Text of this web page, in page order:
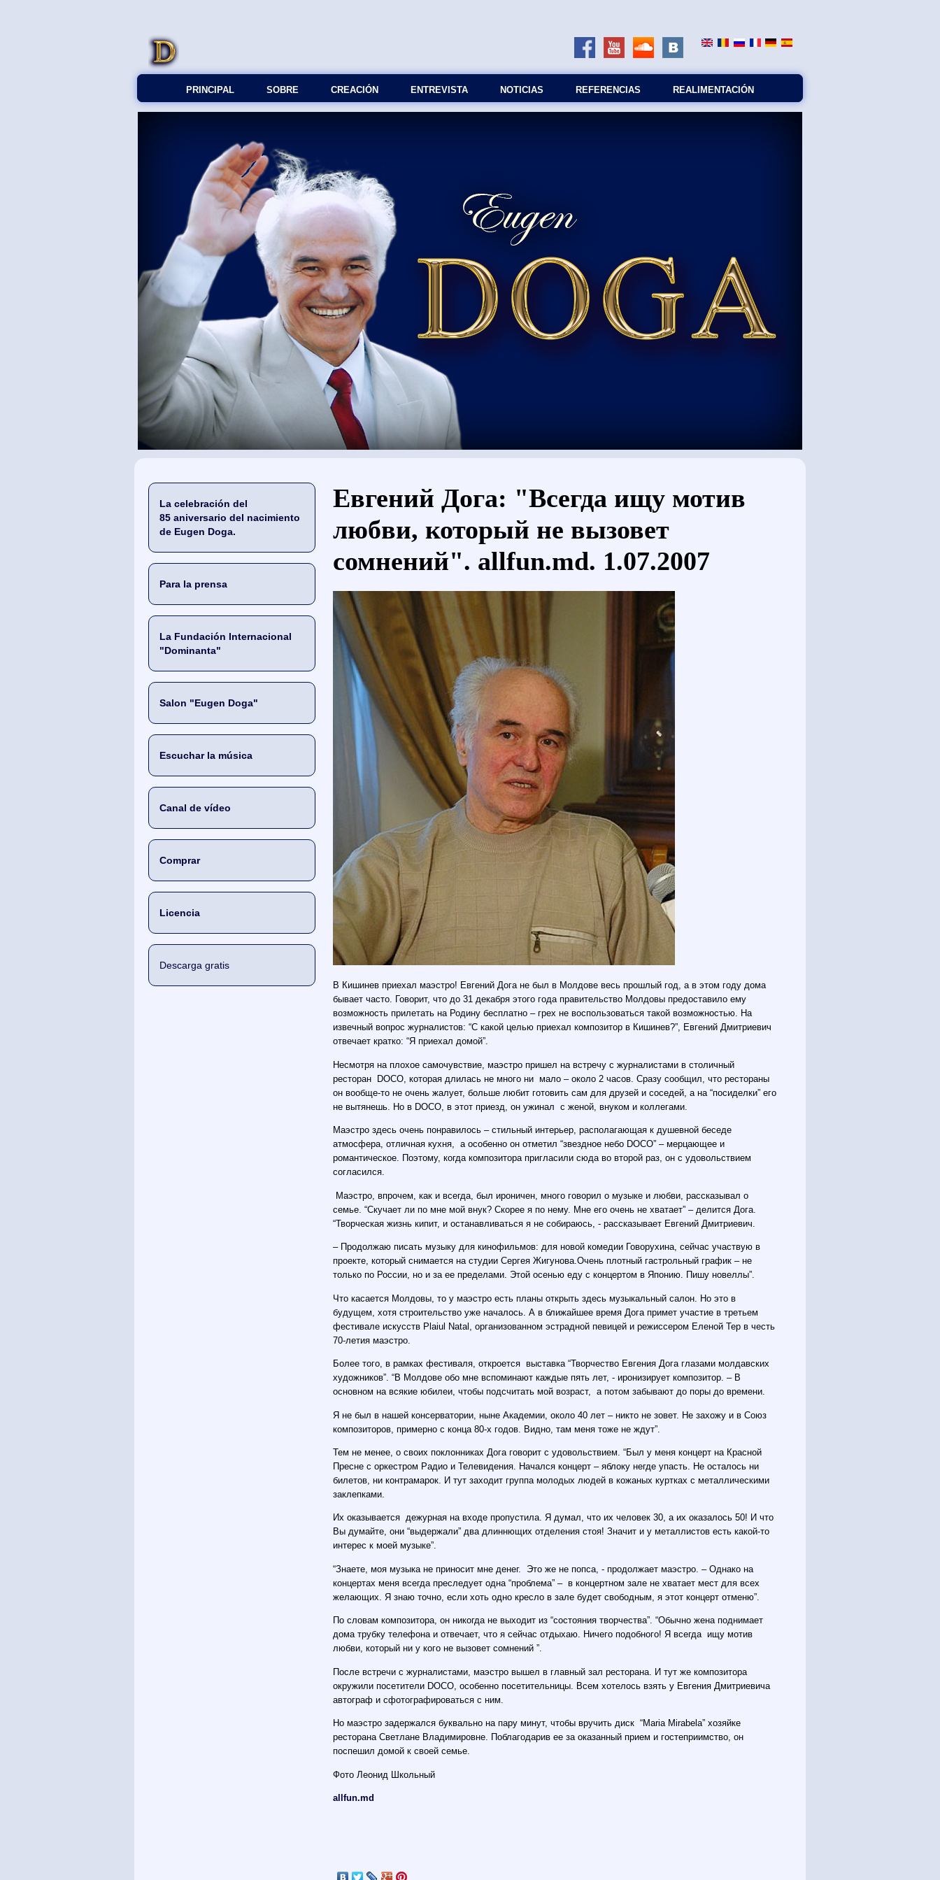
PRINCIPAL SOBRE СREACIÓN ENTREVISTA NOTICIAS REFERENCIAS REALIMENTACIÓN
La celebración del
85 aniversario del nacimiento
de Eugen Doga.
Para la prensa
La Fundación Internacional
"Dominanta"
Salon "Eugen Doga"
Escuchar la música
Canal de vídeo
Comprar
Licencia
Descarga gratis
Usted está aquí
Евгений Дога: "Всегда ищу мотив
любви, который не вызовет
сомнений". allfun.md. 1.07.2007
В Кишинев приехал маэстро! Евгений Дога не был в Молдове весь прошлый год, а в этом году дома
бывает часто. Говорит, что до 31 декабря этого года правительство Молдовы предоставило ему
возможность прилетать на Родину бесплатно – грех не воспользоваться такой возможностью. На
извечный вопрос журналистов: “С какой целью приехал композитор в Кишинев?”, Евгений Дмитриевич
отвечает кратко: “Я приехал домой”.
Несмотря на плохое самочувствие, маэстро пришел на встречу с журналистами в столичный
ресторан DOCO, которая длилась не много ни мало – около 2 часов. Сразу сообщил, что рестораны
он вообще-то не очень жалует, больше любит готовить сам для друзей и соседей, а на “посиделки” его
не вытянешь. Но в DOCO, в этот приезд, он ужинал с женой, внуком и коллегами.
Маэстро здесь очень понравилось – стильный интерьер, располагающая к душевной беседе
атмосфера, отличная кухня, а особенно он отметил “звездное небо DOCO” – мерцающее и
романтическое. Поэтому, когда композитора пригласили сюда во второй раз, он с удовольствием
согласился.
Маэстро, впрочем, как и всегда, был ироничен, много говорил о музыке и любви, рассказывал о
семье. “Скучает ли по мне мой внук? Скорее я по нему. Мне его очень не хватает” – делится Дога.
“Творческая жизнь кипит, и останавливаться я не собираюсь, - рассказывает Евгений Дмитриевич.
– Продолжаю писать музыку для кинофильмов: для новой комедии Говорухина, сейчас участвую в
проекте, который снимается на студии Сергея Жигунова.Очень плотный гастрольный график – не
только по России, но и за ее пределами. Этой осенью еду с концертом в Японию. Пишу новеллы”.
Что касается Молдовы, то у маэстро есть планы открыть здесь музыкальный салон. Но это в
будущем, хотя строительство уже началось. А в ближайшее время Дога примет участие в третьем
фестивале искусств Plaiul Natal, организованном эстрадной певицей и режиссером Еленой Тер в честь
70-летия маэстро.
Более того, в рамках фестиваля, откроется выставка “Творчество Евгения Дога глазами молдавских
художников”. “В Молдове обо мне вспоминают каждые пять лет, - иронизирует композитор. – В
основном на всякие юбилеи, чтобы подсчитать мой возраст, а потом забывают до поры до времени.
Я не был в нашей консерватории, ныне Академии, около 40 лет – никто не зовет. Не захожу и в Союз
композиторов, примерно с конца 80-х годов. Видно, там меня тоже не ждут”.
Тем не менее, о своих поклонниках Дога говорит с удовольствием. “Был у меня концерт на Красной
Пресне с оркестром Радио и Телевидения. Начался концерт – яблоку негде упасть. Не осталось ни
билетов, ни контрамарок. И тут заходит группа молодых людей в кожаных куртках с металлическими
заклепками.
Их оказывается дежурная на входе пропустила. Я думал, что их человек 30, а их оказалось 50! И что
Вы думайте, они “выдержали” два длиннющих отделения стоя! Значит и у металлистов есть какой-то
интерес к моей музыке”.
“Знаете, моя музыка не приносит мне денег. Это же не попса, - продолжает маэстро. – Однако на
концертах меня всегда преследует одна “проблема” – в концертном зале не хватает мест для всех
желающих. Я знаю точно, если хоть одно кресло в зале будет свободным, я этот концерт отменю”.
По словам композитора, он никогда не выходит из “состояния творчества”. “Обычно жена поднимает
дома трубку телефона и отвечает, что я сейчас отдыхаю. Ничего подобного! Я всегда ищу мотив
любви, который ни у кого не вызовет сомнений ”.
После встречи с журналистами, маэстро вышел в главный зал ресторана. И тут же композитора
окружили посетители DOCO, особенно посетительницы. Всем хотелось взять у Евгения Дмитриевича
автограф и сфотографироваться с ним.
Но маэстро задержался буквально на пару минут, чтобы вручить диск “Maria Mirabela” хозяйке
ресторана Светлане Владимировне. Поблагодарив ее за оказанный прием и гостеприимство, он
поспешил домой к своей семье.
Фото Леонид Школьный
allfun.md